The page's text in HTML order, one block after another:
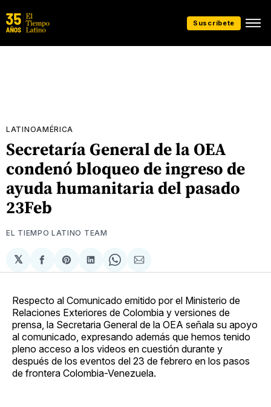
Suscríbete
LATINOAMÉRICA
Secretaría General de la OEA
condenó bloqueo de ingreso de
ayuda humanitaria del pasado
23Feb
EL TIEMPO LATINO TEAM
𝕏
Compartir
en
Share
on
Compartir
en
Share
on
Compartir
via
Respecto al Comunicado emitido por el Ministerio de
Relaciones Exteriores de Colombia y versiones de
prensa, la Secretaria General de la OEA señala su apoyo
al comunicado, expresando además que hemos tenido
pleno acceso a los videos en cuestión durante y
después de los eventos del 23 de febrero en los pasos
de frontera Colombia-Venezuela.